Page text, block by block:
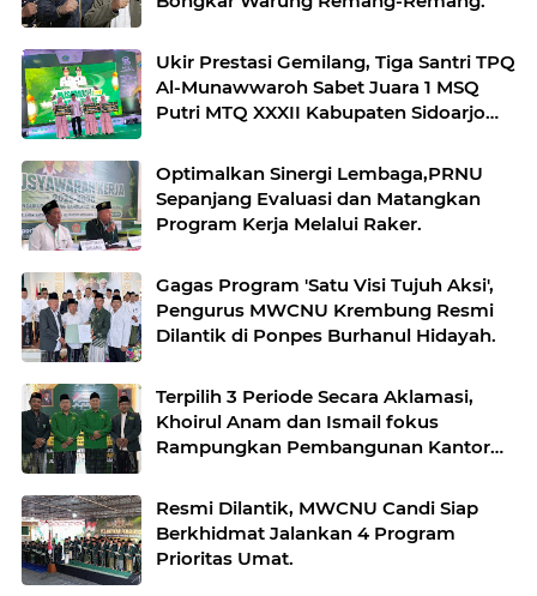
Ukir Prestasi Gemilang, Tiga Santri TPQ
Al-Munawwaroh Sabet Juara 1 MSQ
Putri MTQ XXXII Kabupaten Sidoarjo
Optimalkan Sinergi Lembaga,PRNU
Sepanjang Evaluasi dan Matangkan
Program Kerja Melalui Raker.
Gagas Program 'Satu Visi Tujuh Aksi',
Pengurus MWCNU Krembung Resmi
Dilantik di Ponpes Burhanul Hidayah.
Terpilih 3 Periode Secara Aklamasi,
Khoirul Anam dan Ismail fokus
Rampungkan Pembangunan Kantor
Resmi Dilantik, MWCNU Candi Siap
Berkhidmat Jalankan 4 Program
Prioritas Umat.